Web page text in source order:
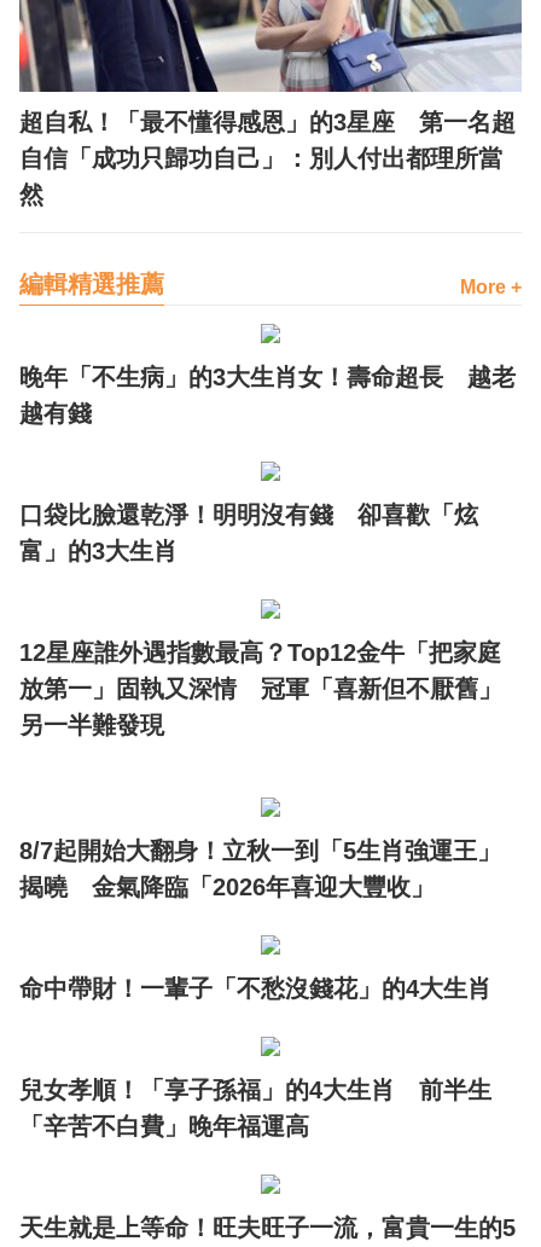
超自私！「最不懂得感恩」的3星座 第一名超
自信「成功只歸功自己」：別人付出都理所當
然
編輯精選推薦 More +
晚年「不生病」的3大生肖女！壽命超長 越老
越有錢
口袋比臉還乾淨！明明沒有錢 卻喜歡「炫
富」的3大生肖
12星座誰外遇指數最高？Top12金牛「把家庭
放第一」固執又深情 冠軍「喜新但不厭舊」
另一半難發現
8/7起開始大翻身！立秋一到「5生肖強運王」
揭曉 金氣降臨「2026年喜迎大豐收」
命中帶財！一輩子「不愁沒錢花」的4大生肖
兒女孝順！「享子孫福」的4大生肖 前半生
「辛苦不白費」晚年福運高
天生就是上等命！旺夫旺子一流，富貴一生的5